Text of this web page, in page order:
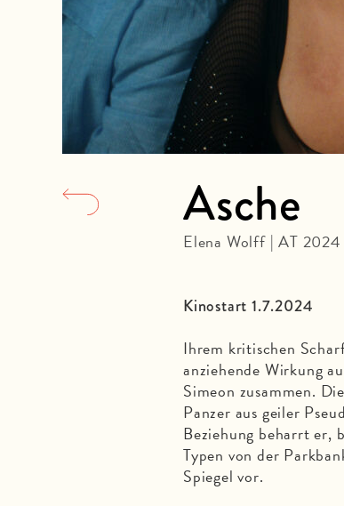
Asche
Elena Wolff | AT
Kinostart 1.7.2024
Ihrem kritischen
anziehende Wirkung
Simeon zusammen.
Panzer aus geiler
Beziehung beharrt er,
Typen von der
Spiegel vor.